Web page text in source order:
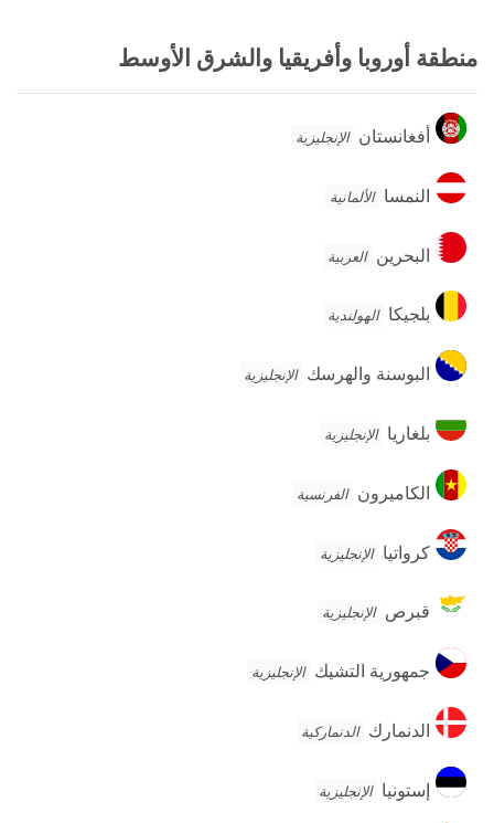
منطقة أوروبا وأفريقيا والشرق الأوسط
أفغانستان
أفغانستان الإنجليزية
النمسا
النمسا الألمانية
البحرين
البحرين العربية
بلجيكا
بلجيكا الهولندية
البوسنة
والهرسك
البوسنة والهرسك الإنجليزية
بلغاريا
بلغاريا الإنجليزية
الكاميرون
الكاميرون الفرنسية
كرواتيا
كرواتيا الإنجليزية
قبرص الإنجليزية
جمهورية
التشيك
جمهورية التشيك الإنجليزية
الدنمارك
الدنمارك الدنماركية
إستونيا
إستونيا الإنجليزية